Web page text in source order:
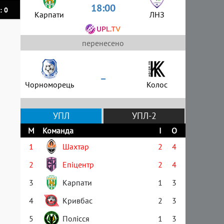
0 Карпати 18:00 ЛНЗ
перенесено
Чорноморець – Колос
УПЛ УПЛ-2
М Команда І
О
1
Шахтар 2
4
2
Епіцентр 2
4
3
Карпати 1
3
4
Кривбас 2
3
5
Полісся 1
3